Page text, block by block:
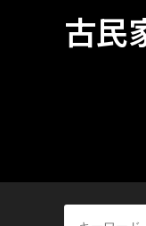
古民